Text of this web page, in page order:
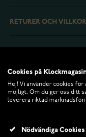
RETURER OCH VILLKOR
Cookies på
Hej! Vi använder cookies
möjligt. Om du ger oss ditt
leverera riktad
Nödvändiga Cookies